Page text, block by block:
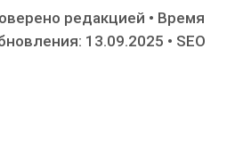
редакцией • Время
13.09.2025 • SEO